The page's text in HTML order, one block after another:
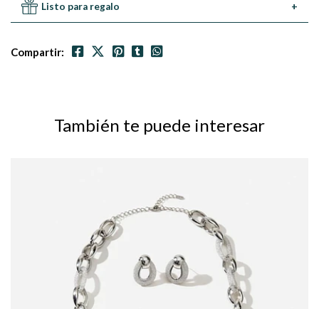
Listo para regalo +
Compartir:
También te puede interesar